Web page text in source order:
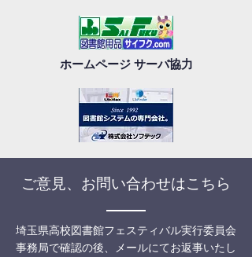
ホームページ サーバ協力
ご意見、お問い合わせはこちら
埼玉県高校図書館フェスティバル実行委員会
事務局で確認の後、メールにてお返事いたし